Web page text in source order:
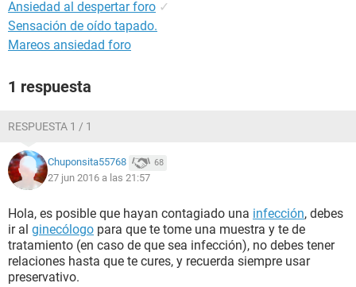
Ansiedad al despertar foro ✓
Sensación de oído tapado.
Mareos ansiedad foro
1 respuesta
RESPUESTA 1 / 1
Chuponsita55768 68
27 jun 2016 a las 21:57
Hola, es posible que hayan contagiado una infección, debes
ir al ginecólogo para que te tome una muestra y te de
tratamiento (en caso de que sea infección), no debes tener
relaciones hasta que te cures, y recuerda siempre usar
preservativo.